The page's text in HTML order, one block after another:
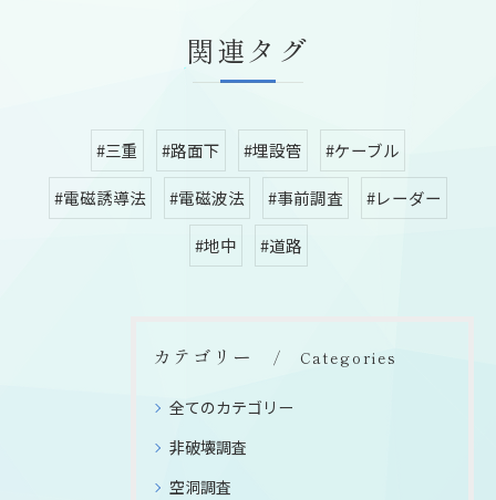
関連タグ
#三重 #路面下 #埋設管 #ケーブル
#電磁誘導法 #電磁波法 #事前調査 #レーダー
#地中 #道路
カテゴリー Categories
全てのカテゴリー
非破壊調査
空洞調査